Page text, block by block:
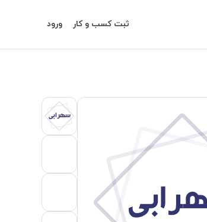
ثبت کسب و کار ورود
سهرابی